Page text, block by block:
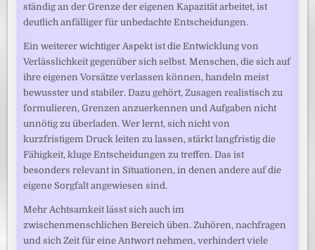
ständig an der Grenze der eigenen Kapazität arbeitet, ist
deutlich anfälliger für unbedachte Entscheidungen.
Ein weiterer wichtiger Aspekt ist die Entwicklung von
Verlässlichkeit gegenüber sich selbst. Menschen, die sich auf
ihre eigenen Vorsätze verlassen können, handeln meist
bewusster und stabiler. Dazu gehört, Zusagen realistisch zu
formulieren, Grenzen anzuerkennen und Aufgaben nicht
unnötig zu überladen. Wer lernt, sich nicht von
kurzfristigem Druck leiten zu lassen, stärkt langfristig die
Fähigkeit, kluge Entscheidungen zu treffen. Das ist
besonders relevant in Situationen, in denen andere auf die
eigene Sorgfalt angewiesen sind.
Mehr Achtsamkeit lässt sich auch im
zwischenmenschlichen Bereich üben. Zuhören, nachfragen
und sich Zeit für eine Antwort nehmen, verhindert viele